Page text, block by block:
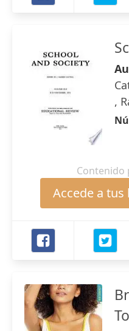
,
Contenido
Accede a